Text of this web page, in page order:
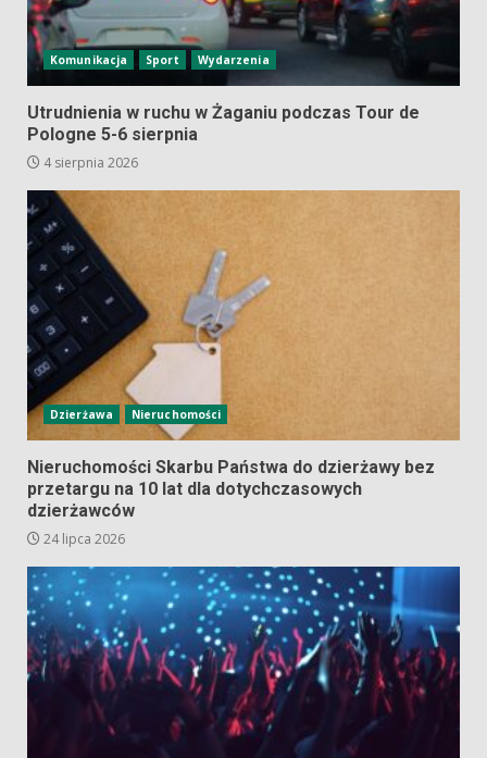
Komunikacja Sport Wydarzenia
Utrudnienia w ruchu w Żaganiu podczas Tour de
Pologne 5-6 sierpnia
4 sierpnia 2026
Dzierżawa Nieruchomości
Nieruchomości Skarbu Państwa do dzierżawy bez
przetargu na 10 lat dla dotychczasowych
dzierżawców
24 lipca 2026